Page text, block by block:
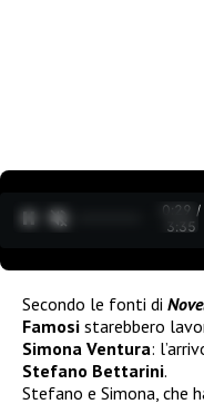
0:30 /
3:35
Secondo le fonti di
Famosi starebbero
Simona Ventura:
Stefano Bettarini.
Stefano e Simona, che